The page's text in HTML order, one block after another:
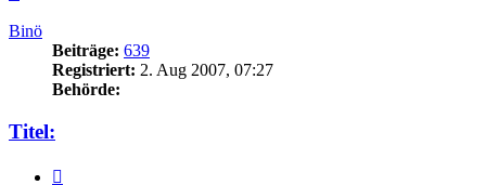
Binö
Beiträge: 639
Registriert: 2. Aug 2007, 07:27
Behörde:
Titel: